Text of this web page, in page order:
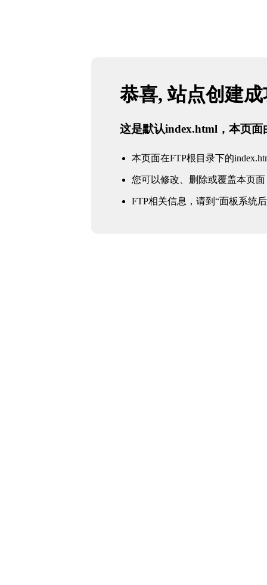
恭喜, 站点创建
这是默认index.html，本页面
本页面在FTP根目录下的
您可以修改、删除或覆盖本页面
FTP相关信息，请到“面板系统